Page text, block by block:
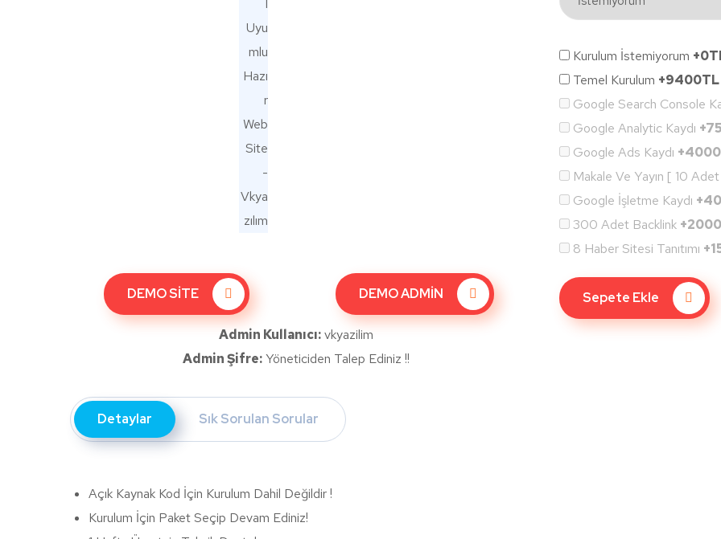
DEMO SİTE DEMO ADMİN
Admin Kullanıcı:vkyazilim
Admin Şifre:Yöneticiden Talep Ediniz !!
Kurulum İstemiyorum
Temel Kurulum +9400TL
Google Search Console
Google Analytic Kaydı
Google Ads Kaydı
Makale Ve Yayın [ 10
Google İşletme Kaydı
300 Adet Backlink
8 Haber Sitesi Tanıtımı
Sepete Ekle
Detaylar Sık Sorulan Sorular
Açık Kaynak Kod İçin Kurulum Dahil Değildir !
Kurulum İçin Paket Seçip Devam Ediniz!